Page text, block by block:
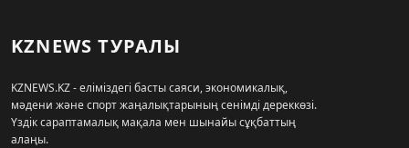
KZNEWS ТУРАЛЫ
KZNEWS.KZ - еліміздегі басты саяси, экономикалық,
мәдени және спорт жаңалықтарының сенімді дереккөзі.
Үздік сараптамалық мақала мен шынайы сұқбаттың
алаңы.